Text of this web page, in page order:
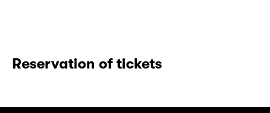
Reservation of tickets